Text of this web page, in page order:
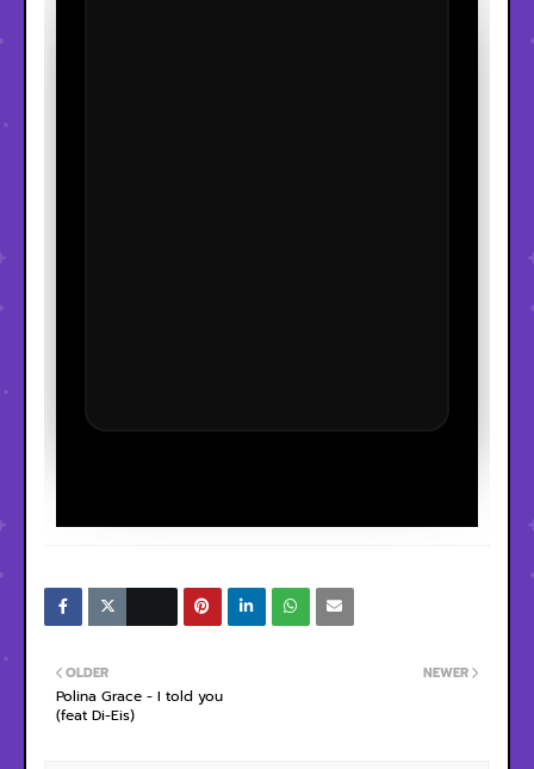
NEWER
OLDER
Polina Grace - I told you
(feat Di-Eis)